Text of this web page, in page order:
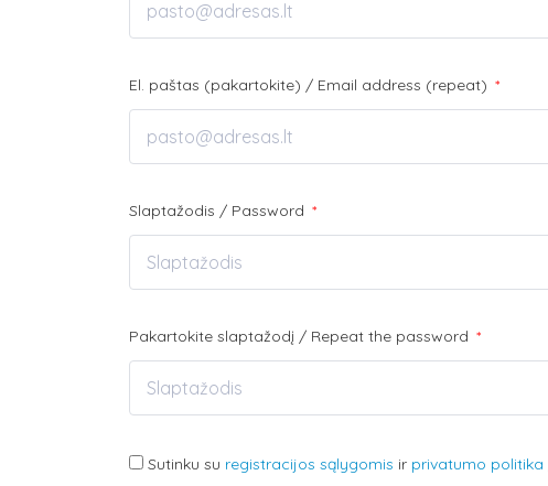
El. paštas (pakartokite) / Email address (repeat) *
Slaptažodis / Password *
Pakartokite slaptažodį / Repeat the password *
Sutinku su registracijos sąlygomis ir privatumo politika